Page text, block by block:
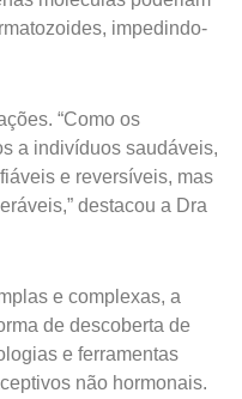
impedindo-
“Como os
a indivíduos saudáveis,
e reversíveis, mas
destacou a Dra
e complexas, a
de descoberta de
e ferramentas
não hormonais.